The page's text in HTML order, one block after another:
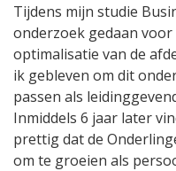
Tijdens mijn studie
onderzoek gedaan
optimalisatie van de
ik gebleven om dit
passen als
Inmiddels 6 jaar later
prettig dat de
om te groeien als